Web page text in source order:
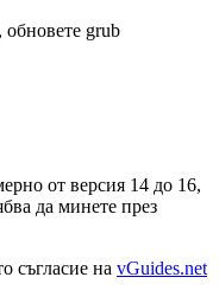
grub
от версия 14 до 16,
да минете през
съгласие на vGuides.net